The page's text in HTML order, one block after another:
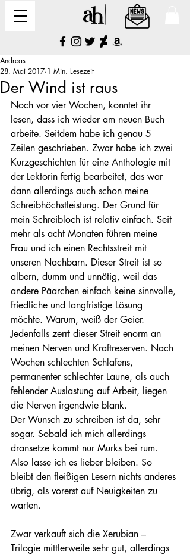
Der Wind ist raus
Andreas
28. Mai 2017 1 Min. Lesezeit
Noch vor vier Wochen, konntet ihr
lesen, dass ich wieder am neuen Buch
arbeite. Seitdem habe ich genau 5
Zeilen geschrieben. Zwar habe ich zwei
Kurzgeschichten für eine Anthologie mit
der Lektorin fertig bearbeitet, das war
dann allerdings auch schon meine
Schreibhöchstleistung. Der Grund für
mein Schreibloch ist relativ einfach. Seit
mehr als acht Monaten führen meine
Frau und ich einen Rechtsstreit mit
unseren Nachbarn. Dieser Streit ist so
albern, dumm und unnötig, weil das
andere Päarchen einfach keine sinnvolle,
friedliche und langfristige Lösung
möchte. Warum, weiß der Geier.
Jedenfalls zerrt dieser Streit enorm an
meinen Nerven und Kraftreserven. Nach
Wochen schlechten Schlafens,
permanenter schlechter Laune, als auch
fehlender Auslastung auf Arbeit, liegen
die Nerven irgendwie blank.
Der Wunsch zu schreiben ist da, sehr
sogar. Sobald ich mich allerdings
dransetze kommt nur Murks bei rum.
Also lasse ich es lieber bleiben. So
bleibt den fleißigen Lesern nichts anderes
übrig, als vorerst auf Neuigkeiten zu
warten.
Zwar verkauft sich die Xerubian –
Trilogie mittlerweile sehr gut, allerdings